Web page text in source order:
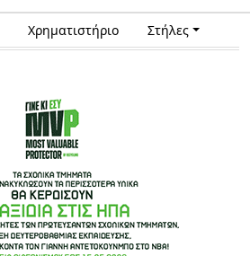
Χρηματιστήριο Στήλες